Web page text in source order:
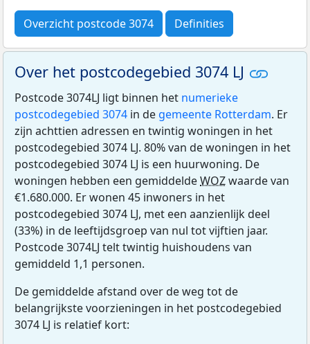
Overzicht postcode 3074 Definities
Over het postcodegebied 3074 LJ
Postcode 3074LJ ligt binnen het numerieke
postcodegebied 3074 in de gemeente Rotterdam. Er
zijn achttien adressen en twintig woningen in het
postcodegebied 3074 LJ. 80% van de woningen in het
postcodegebied 3074 LJ is een huurwoning. De
woningen hebben een gemiddeldeWOZwaarde van
€1.680.000. Er wonen 45 inwoners in het
postcodegebied 3074 LJ, met een aanzienlijk deel
(33%) in de leeftijdsgroep van nul tot vijftien jaar.
Postcode 3074LJ telt twintig huishoudens van
gemiddeld 1,1 personen.
De gemiddelde afstand over de weg tot de
belangrijkste voorzieningen in het postcodegebied
3074 LJ is relatief kort: